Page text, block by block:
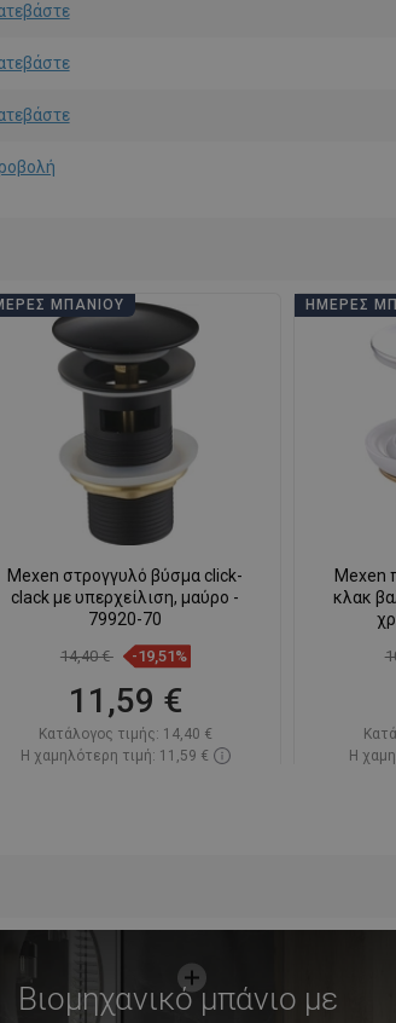
ΜΠΆΝΙΟΥ
Mexen στρογγυλό βύσμα click-
clack με υπερχείλιση, μαύρο -
79920-70
14,40 € -19,51%
11,59 €
Κατάλογος τιμής: 14,40 €
Η χαμηλότερη τιμή: 11,59 €
ΗΜΈΡΕΣ
Mexen
κλακ
Η
Βιομηχανικό μπάνιο με